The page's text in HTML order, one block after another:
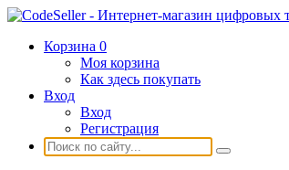
Корзина 0
Моя корзина
Как здесь покупать
Вход
Вход
Регистрация